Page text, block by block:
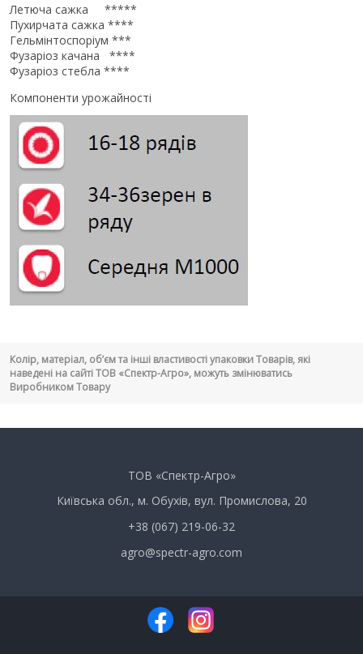
Летюча сажка *****
Пухирчата сажка ****
Гельмінтоспоріум ***
Фузаріоз качана ****
Фузаріоз стебла ****
Компоненти урожайності
Колір, матеріал, об’єм та інші властивості упаковки Товарів, які
наведені на сайті ТОВ «Спектр-Агро», можуть змінюватись
Виробником Товару
ТОВ «Спектр-Агро»
Київська обл., м. Обухів, вул. Промислова, 20
+38 (067) 219-06-32
agro@spectr-agro.com